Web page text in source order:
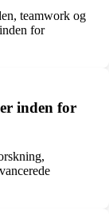
teamwork og
for
inden for